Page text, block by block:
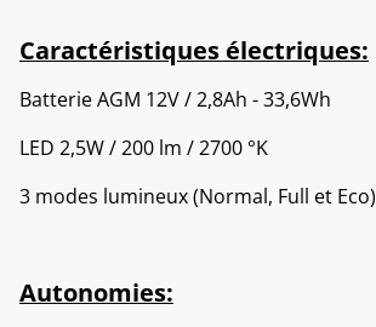
Caractéristiques électriques:
Batterie AGM 12V / 2,8Ah - 33,6Wh
LED 2,5W / 200 lm / 2700 °K
3 modes lumineux (Normal, Full et Eco)
Autonomies: